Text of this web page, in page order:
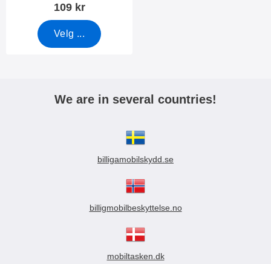
109 kr
Velg ...
We are in several countries!
billigamobilskydd.se
billigmobilbeskyttelse.no
mobiltasken.dk